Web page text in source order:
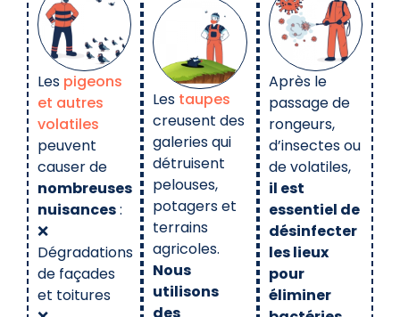
Les pigeons
et autres
volatiles
peuvent
causer de
nombreuses
nuisances:
❌
Dégradations
de façades
et toitures
Les taupes
creusent des
galeries qui
détruisent
pelouses,
potagers et
terrains
agricoles.
Nous
utilisons
des
Après le
passage de
rongeurs,
d’insectes ou
de volatiles,
il est
essentiel de
désinfecter
les lieux
pour
éliminer